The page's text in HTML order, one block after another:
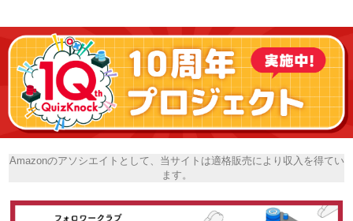
Amazonのアソシエイトとして、当サイトは適格販売により収入を得てい
ます。